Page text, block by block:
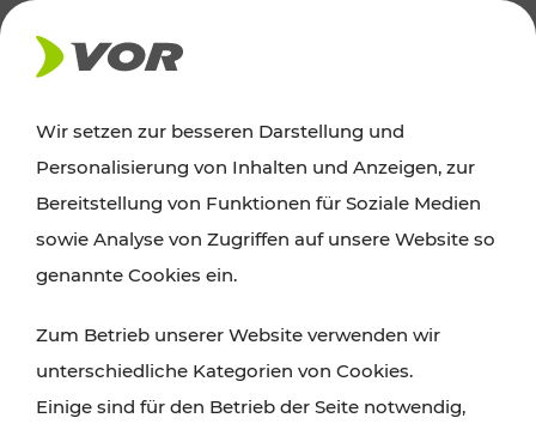
AKTUELLES
News
Alle wichtigen Meldungen zu Fahrplanänderungen,
finden Sie hier im Überblick.
Wir setzen zur besseren Darstellung und
Personalisierung von Inhalten und Anzeigen, zur
Bereitstellung von Funktionen für Soziale Medien
sowie Analyse von Zugriffen auf unsere Website so
genannte Cookies ein.
Zum Betrieb unserer Website verwenden wir
unterschiedliche Kategorien von Cookies.
Einige sind für den Betrieb der Seite notwendig,